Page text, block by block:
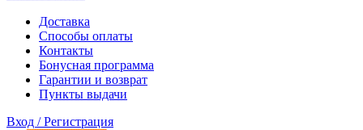
Доставка
Способы оплаты
Контакты
Бонусная программа
Гарантии и возврат
Пункты выдачи
Вход / Регистрация